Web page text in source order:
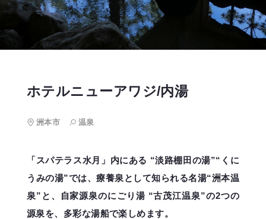
ホテルニューアワジ/内湯
洲本市 温泉
「スパテラス水月」内にある “淡路棚田の湯”“くに
うみの湯”では、療養泉として知られる名湯“洲本温
泉”と、自家源泉のにごり湯 “古茂江温泉”の2つの
源泉を、多彩な湯船で楽しめます。